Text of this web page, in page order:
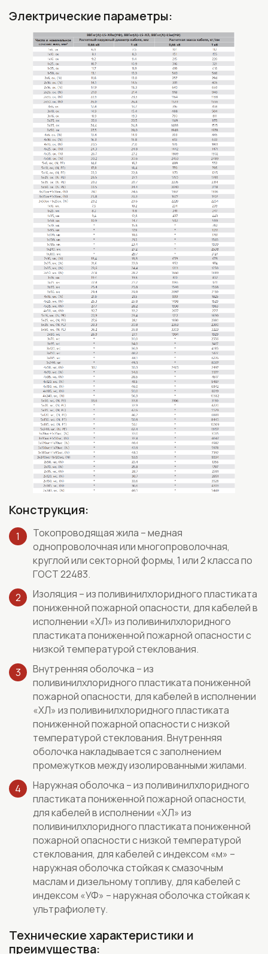
Электрические параметры:
Конструкция:
Токопроводящая жила – медная
однопроволочная или многопроволочная,
круглой или секторной формы, 1 или 2 класса по
ГОСТ 22483.
Изоляция – из поливинилхлоридного пластиката
пониженной пожарной опасности, для кабелей в
исполнении «ХЛ» из поливинилхлоридного
пластиката пониженной пожарной опасности с
низкой температурой стеклования.
Внутренняя оболочка – из
поливинилхлоридного пластиката пониженной
пожарной опасности, для кабелей в исполнении
«ХЛ» из поливинилхлоридного пластиката
пониженной пожарной опасности с низкой
температурой стеклования. Внутренняя
оболочка накладывается с заполнением
промежутков между изолированными жилами.
Наружная оболочка – из поливинилхлоридного
пластиката пониженной пожарной опасности,
для кабелей в исполнении «ХЛ» из
поливинилхлоридного пластиката пониженной
пожарной опасности с низкой температурой
стеклования, для кабелей с индексом «м» –
наружная оболочка стойкая к смазочным
маслам и дизельному топливу, для кабелей с
индексом «УФ» – наружная оболочка стойкая к
ультрафиолету.
Технические характеристики и
преимущества: